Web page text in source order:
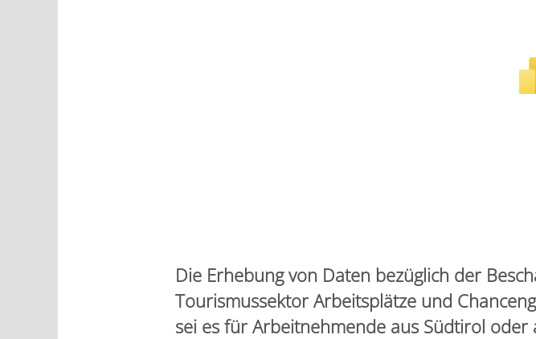
Die Erhebung von Daten bezüglich der
Tourismussektor Arbeitsplätze und
sei es für Arbeitnehmende aus Südtirol oder